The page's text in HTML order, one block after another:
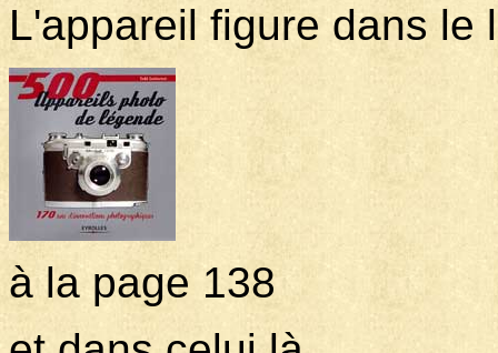
L'appareil figure dans le
à la page 138